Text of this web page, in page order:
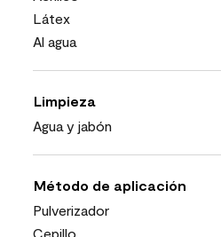
Látex
Al agua
Limpieza
Agua y jabón
Método de aplicación
Pulverizador
Cepillo